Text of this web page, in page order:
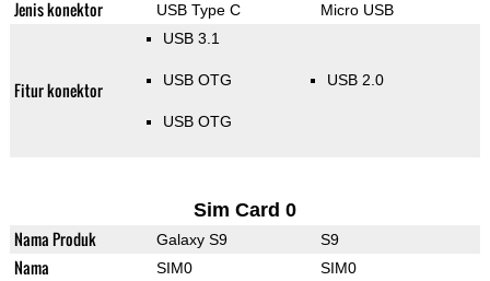
Jenis konektor USB Type C Micro USB
Fitur konektor
USB 3.1
USB OTG
USB OTG
USB 2.0
Sim Card 0
Nama Produk Galaxy S9 S9
Nama SIM0 SIM0